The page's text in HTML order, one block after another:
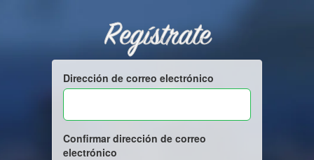
Regístrate
Dirección de correo electrónico
Confirmar dirección de correo
electrónico